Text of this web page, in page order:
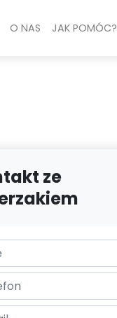
O NAS JAK POMÓC?
ze